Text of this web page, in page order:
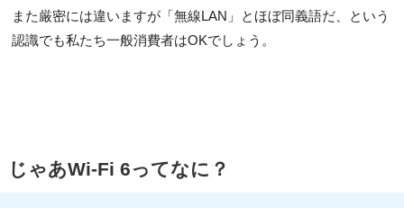
また厳密には違いますが「無線LAN」とほぼ同義語だ、という
認識でも私たち一般消費者はOKでしょう。
じゃあWi-Fi 6ってなに？